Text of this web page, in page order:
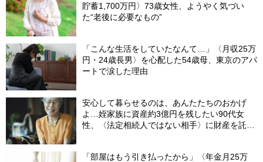
貯蓄1,700万円〉73歳女性、ようやく気づい
た“老後に必要なもの”
「こんな生活をしていたなんて…」〈月収25万
円・24歳長男〉を心配した54歳母、東京のアパ
ートで涙した理由
安心して暮らせるのは、あんたたちのおかげ
よ…姪家族に資産約3億円を残したい90代女
性、〈法定相続人ではない相手〉に財産を託せ
「部屋はもう引き払ったから」〈年金月25万